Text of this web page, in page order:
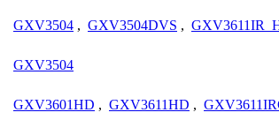
GXV3504 , GXV3504DVS ,
GXV3504
GXV3601HD , GXV3611HD ,